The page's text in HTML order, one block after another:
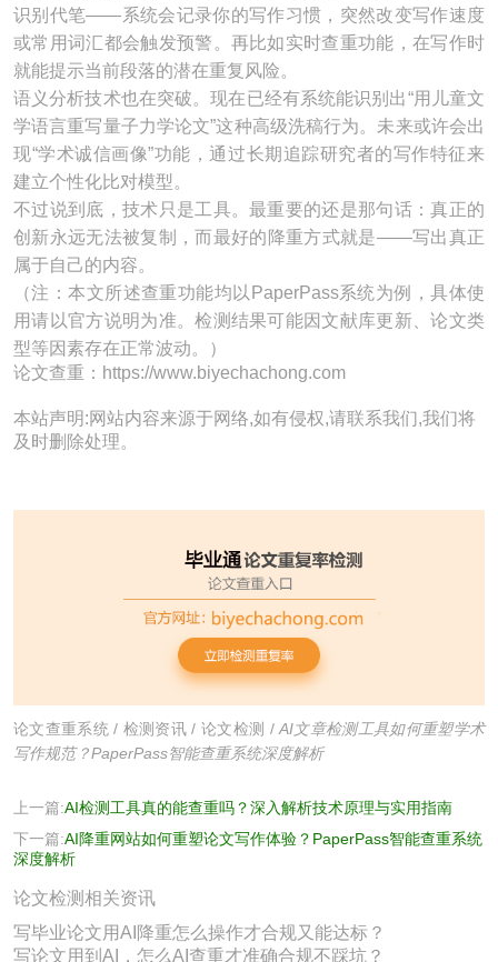
识别代笔——系统会记录你的写作习惯，突然改变写作速度
或常用词汇都会触发预警。再比如实时查重功能，在写作时
就能提示当前段落的潜在重复风险。
语义分析技术也在突破。现在已经有系统能识别出“用儿童文
学语言重写量子力学论文”这种高级洗稿行为。未来或许会出
现“学术诚信画像”功能，通过长期追踪研究者的写作特征来
建立个性化比对模型。
不过说到底，技术只是工具。最重要的还是那句话：真正的
创新永远无法被复制，而最好的降重方式就是——写出真正
属于自己的内容。
（注：本文所述查重功能均以PaperPass系统为例，具体使
用请以官方说明为准。检测结果可能因文献库更新、论文类
型等因素存在正常波动。）
论文查重：https://www.biyechachong.com
本站声明:网站内容来源于网络,如有侵权,请联系我们,我们将
及时删除处理。
论文查重系统 / 检测资讯 / 论文检测 /AI文章检测工具如何重塑学术
写作规范？PaperPass智能查重系统深度解析
上一篇:AI检测工具真的能查重吗？深入解析技术原理与实用指南
下一篇:AI降重网站如何重塑论文写作体验？PaperPass智能查重系统
深度解析
论文检测相关资讯
写毕业论文用AI降重怎么操作才合规又能达标？
写论文用到AI，怎么AI查重才准确合规不踩坑？